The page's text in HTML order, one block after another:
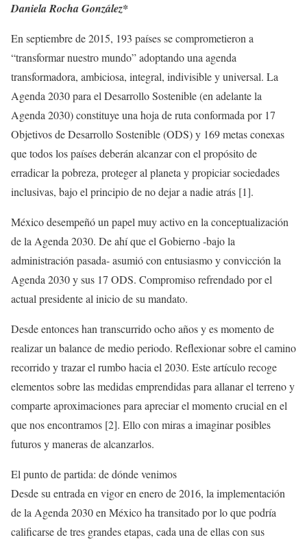
Daniela Rocha González*
En septiembre de 2015, 193 países se comprometieron a
“transformar nuestro mundo” adoptando una agenda
transformadora, ambiciosa, integral, indivisible y universal. La
Agenda 2030 para el Desarrollo Sostenible (en adelante la
Agenda 2030) constituye una hoja de ruta conformada por 17
Objetivos de Desarrollo Sostenible (ODS) y 169 metas conexas
que todos los países deberán alcanzar con el propósito de
erradicar la pobreza, proteger al planeta y propiciar sociedades
inclusivas, bajo el principio de no dejar a nadie atrás [1].
México desempeñó un papel muy activo en la conceptualización
de la Agenda 2030. De ahí que el Gobierno -bajo la
administración pasada- asumió con entusiasmo y convicción la
Agenda 2030 y sus 17 ODS. Compromiso refrendado por el
actual presidente al inicio de su mandato.
Desde entonces han transcurrido ocho años y es momento de
realizar un balance de medio periodo. Reflexionar sobre el camino
recorrido y trazar el rumbo hacia el 2030. Este artículo recoge
elementos sobre las medidas emprendidas para allanar el terreno y
comparte aproximaciones para apreciar el momento crucial en el
que nos encontramos [2]. Ello con miras a imaginar posibles
futuros y maneras de alcanzarlos.
El punto de partida: de dónde venimos
Desde su entrada en vigor en enero de 2016, la implementación
de la Agenda 2030 en México ha transitado por lo que podría
calificarse de tres grandes etapas, cada una de ellas con sus